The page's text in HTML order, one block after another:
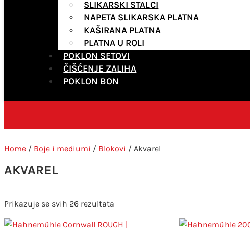
SLIKARSKI STALCI
NAPETA SLIKARSKA PLATNA
KAŠIRANA PLATNA
PLATNA U ROLI
POKLON SETOVI
ČIŠĆENJE ZALIHA
POKLON BON
Home / Boje i mediumi / Blokovi / Akvarel
AKVAREL
Prikazuje se svih 26 rezultata